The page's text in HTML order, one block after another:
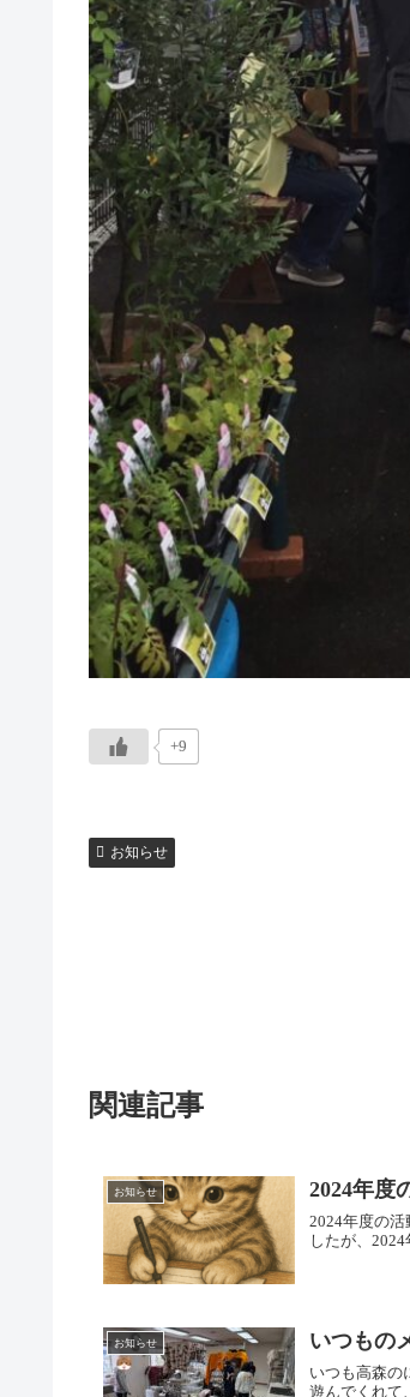
+9
お知らせ
関連記事
お知らせ 2024年度
2024年度の
したが、
お知らせ いつもの
いつも高森の
遊んでくれて